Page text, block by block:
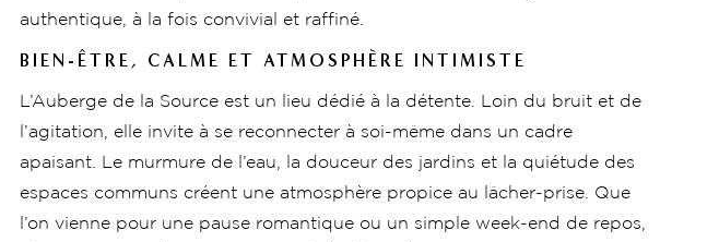
authentique, à la fois convivial et raffiné.
BIEN-ÊTRE, CALME ET ATMOSPHÈRE INTIMISTE
L’Auberge de la Source est un lieu dédié à la détente. Loin du bruit et de
l’agitation, elle invite à se reconnecter à soi-même dans un cadre
apaisant. Le murmure de l’eau, la douceur des jardins et la quiétude des
espaces communs créent une atmosphère propice au lâcher-prise. Que
l’on vienne pour une pause romantique ou un simple week-end de repos,